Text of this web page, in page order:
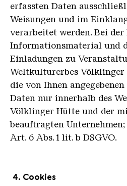
erfassten Daten
Weisungen und im
verarbeitet werden. Bei der
Informationsmaterial und
Einladungen zu
Weltkulturerbes
die von Ihnen angegebenen
Daten nur innerhalb des
Völklinger Hütte und der
beauftragten
Art. 6 Abs. 1 lit. b DSGVO.
4. Cookies